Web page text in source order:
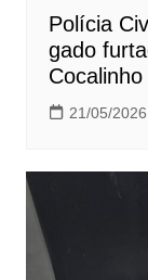
Polícia
gado
Cocalinho
21/05/2026